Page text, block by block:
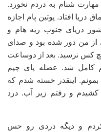
شنام به دردم نخورد.
افتاد. پوتین پام اجازه
دریای جنوب ریه هام و
از من دور شده بود و صدای
کس نرسید. بعد از دوساعت
کامل شد. عضله پای چپم
اینقدر خسته شدم که
کشیدم و رفتم زیر آب. درد
و دیگه دردی رو حس